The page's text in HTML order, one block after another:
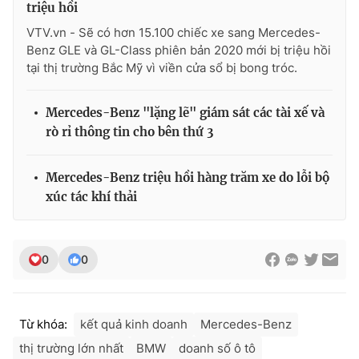
THỜI BÁO VTV
Cơ quan chủ quản:Đài Truyền hình Việt Nam
cấp ngày 29/12/2023
Nguyễn Trọng Ninh
Tổng đài VTV:024.38 355 931 - 024.38 355 932
triệu hồi
VTV.vn - Sẽ có hơn 15.100 chiếc xe sang Mercedes-
Benz GLE và GL-Class phiên bản 2020 mới bị triệu hồi
tại thị trường Bắc Mỹ vì viền cửa sổ bị bong tróc.
Mercedes-Benz "lặng lẽ" giám sát các tài xế và
rò rỉ thông tin cho bên thứ 3
Mercedes-Benz triệu hồi hàng trăm xe do lỗi bộ
xúc tác khí thải
0 0
Từ khóa: kết quả kinh doanh
Mercedes-Benz
thị trường lớn nhất
BMW doanh số ô tô